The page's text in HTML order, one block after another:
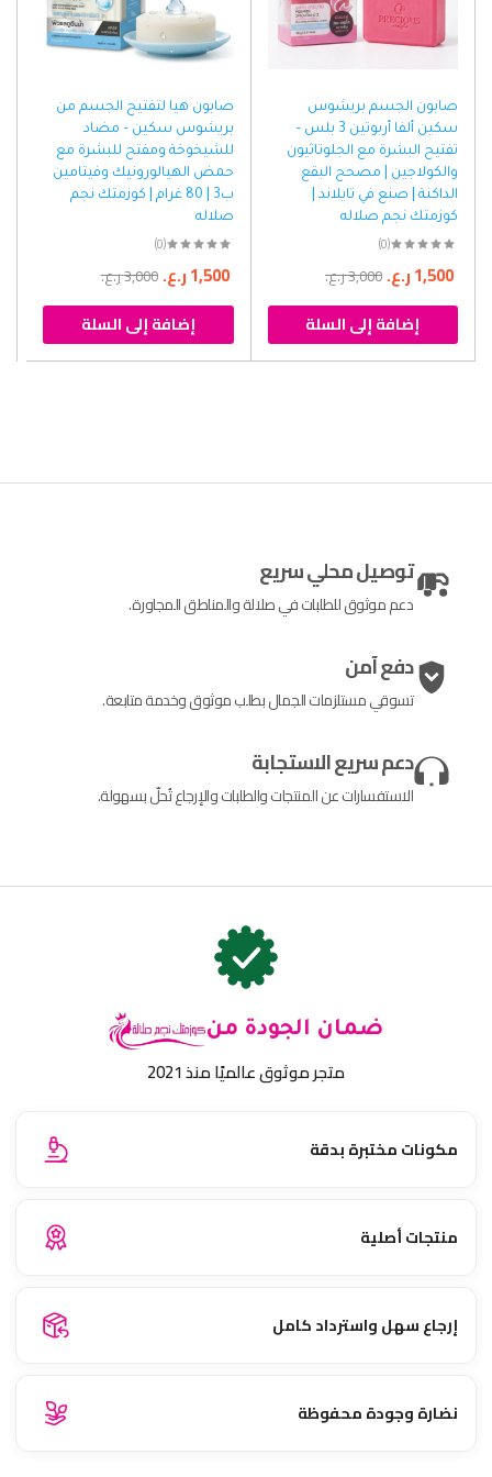
صابون الجسم بريشوس
سكين ألفا أربوتين 3 بلس –
تفتيح البشرة مع الجلوتاثيون
والكولاجين | مصحح البقع
الداكنة | صنع في تايلاند |
كوزمتك نجم صلاله
(0)
3,000ر.ع. 1,500ر.ع.
إضافة إلى السلة
صابون هيا لتفتيح الجسم من
بريشوس سكين – مضاد
للشيخوخة ومفتح للبشرة مع
حمض الهيالورونيك وفيتامين
ب3 | 80 غرام | كوزمتك نجم
صلاله
(0)
3,000ر.ع. 1,500ر.ع.
إضافة إلى السلة
توصيل محلي سريع
دعم موثوق للطلبات في صلالة والمناطق المجاورة.
دفع آمن
تسوقي مستلزمات الجمال بطلب موثوق وخدمة متابعة.
دعم سريع الاستجابة
الاستفسارات عن المنتجات والطلبات والإرجاع تُحلّ بسهولة.
ضمان الجودة من
متجر موثوق عالميًا منذ 2021
مكونات مختبرة بدقة
منتجات أصلية
إرجاع سهل واسترداد كامل
نضارة وجودة محفوظة